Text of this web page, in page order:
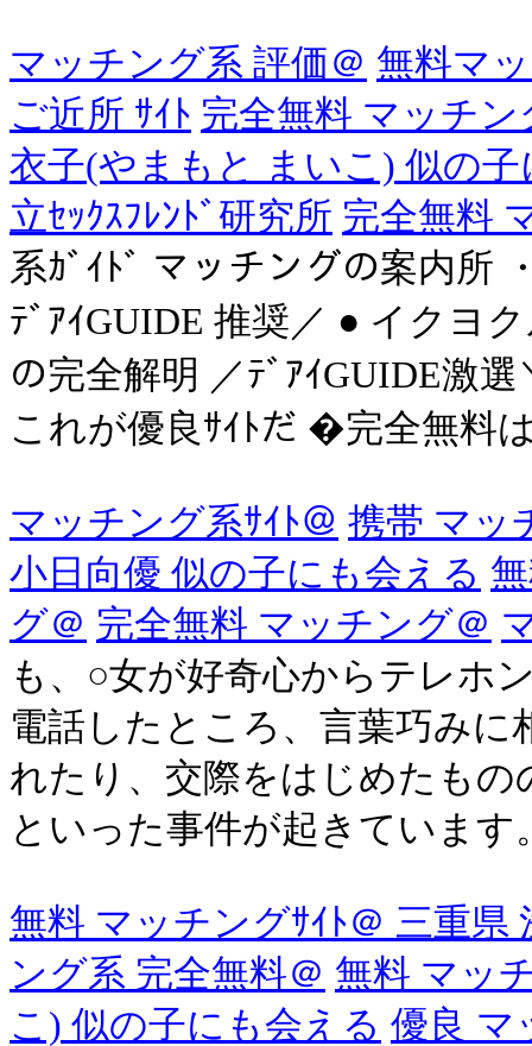
マッチング系 評価＠ 無料マ
ご近所 ｻｲﾄ 完全無料 マッチン
衣子(やまもと まいこ) 似の
立ｾｯｸｽﾌﾚﾝﾄﾞ研究所 完全無料
系ｶﾞｲﾄﾞ マッチングの案内所
ﾃﾞｱｲGUIDE 推奨／ ● イクヨ
の完全解明 ／ﾃﾞｱｲGUIDE激
これが優良ｻｲﾄだ �完全無料
マッチング系ｻｲﾄ＠ 携帯 マッ
小日向優 似の子にも会える
グ＠ 完全無料 マッチング＠
も、○女が好奇心からテレホ
電話したところ、言葉巧み
れたり、交際をはじめたも
といった事件が起きています
無料 マッチングｻｲﾄ＠ 三重
ング系 完全無料＠ 無料 マッ
こ) 似の子にも会える 優良 マ